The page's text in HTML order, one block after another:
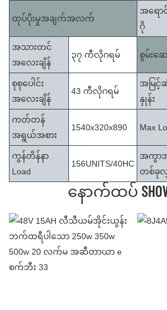
ထုပ်ပိုးမှုအချက်အလက်
အရော
ဂို
အသားတင်
အလေးချိန်
၃၇ ကီလိုဂရမ် စွမ်းဆ
စုစုပေါင်း
အလေးချိန်
43 ကီလိုဂရမ်
အမြင့်
နှုန်း
ကတ်တန်
အရွယ်အစား
1540x320x890 Max
ကွန်တိန်နာ
Load
156UNITS/40HC
အကွာအ
တစ်ခုလ
နောက်ထပ်